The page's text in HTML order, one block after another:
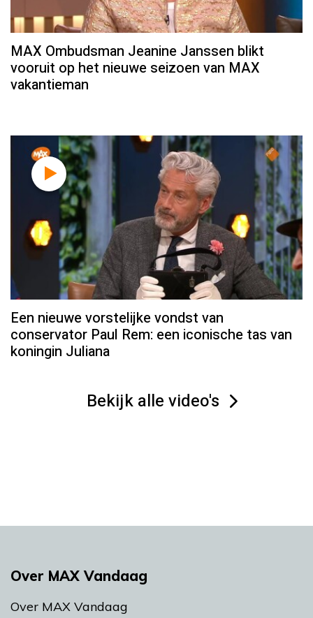
MAX Ombudsman Jeanine Janssen blikt
vooruit op het nieuwe seizoen van MAX
vakantieman
Een nieuwe vorstelijke vondst van
conservator Paul Rem: een iconische tas van
koningin Juliana
Bekijk alle video's
Over MAX Vandaag
Over MAX Vandaag